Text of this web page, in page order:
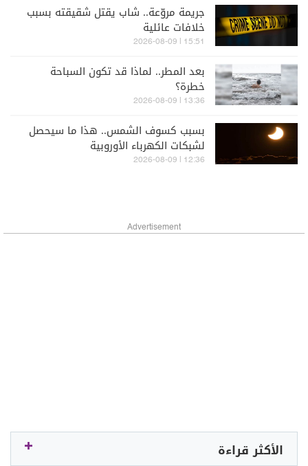
جريمة مروّعة.. شاب يقتل شقيقته بسبب
خلافات عائلية
15:51 | 2026-08-09
بعد المطر.. لماذا قد تكون السباحة
خطرة؟
13:36 | 2026-08-09
بسبب كسوف الشمس.. هذا ما سيحصل
لشبكات الكهرباء الأوروبية
12:36 | 2026-08-09
Advertisement
الأكثر قراءة